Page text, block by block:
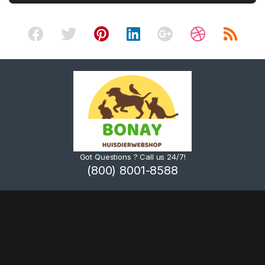
Got Questions ? Call us 24/7!
(800) 8001-8588